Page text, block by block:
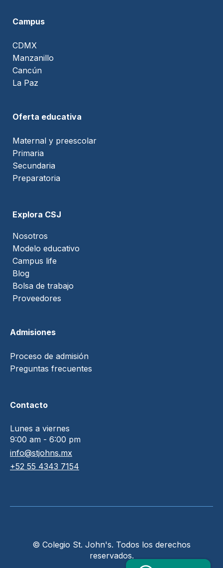
Campus
CDMX
Manzanillo
Cancún
La Paz
Oferta educativa
Maternal y preescolar
Primaria
Secundaria
Preparatoria
Explora CSJ
Nosotros
Modelo educativo
Campus life
Blog
Bolsa de trabajo
Proveedores
Admisiones
Proceso de admisión
Preguntas frecuentes
Contacto
Lunes a viernes
9:00 am - 6:00 pm
info@stjohns.mx
+52 55 4343 7154
© Colegio St. John's. Todos los derechos
reservados.